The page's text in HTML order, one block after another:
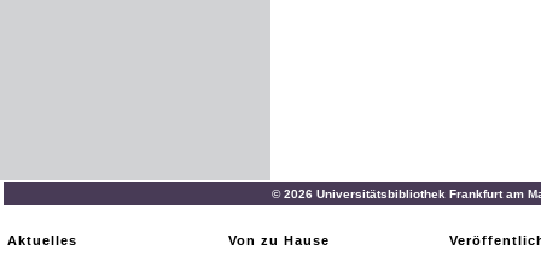
© 2026 Universitätsbibliothek Frankfurt am
Aktuelles
Von zu Hause